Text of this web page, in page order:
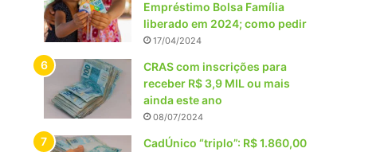
Empréstimo Bolsa Família
liberado em 2024; como pedir
17/04/2024
CRAS com inscrições para
receber R$ 3,9 MIL ou mais
ainda este ano
08/07/2024
CadÚnico “triplo”: R$ 1.860,00